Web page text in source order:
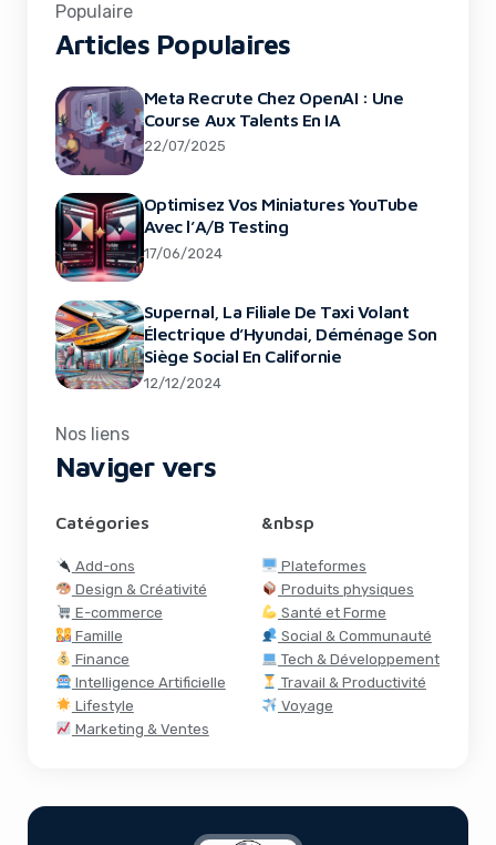
Populaire
Articles Populaires
Meta Recrute Chez OpenAI : Une
Course Aux Talents En IA
22/07/2025
Optimisez Vos Miniatures YouTube
Avec l’A/B Testing
17/06/2024
Supernal, La Filiale De Taxi Volant
Électrique d’Hyundai, Déménage Son
Siège Social En Californie
12/12/2024
Nos liens
Naviger vers
Catégories
Add-ons
Design & Créativité
E-commerce
Famille
Finance
Intelligence Artificielle
Lifestyle
Marketing & Ventes
&nbsp
Plateformes
Produits physiques
Santé et Forme
Social & Communauté
Tech & Développement
Travail & Productivité
Voyage